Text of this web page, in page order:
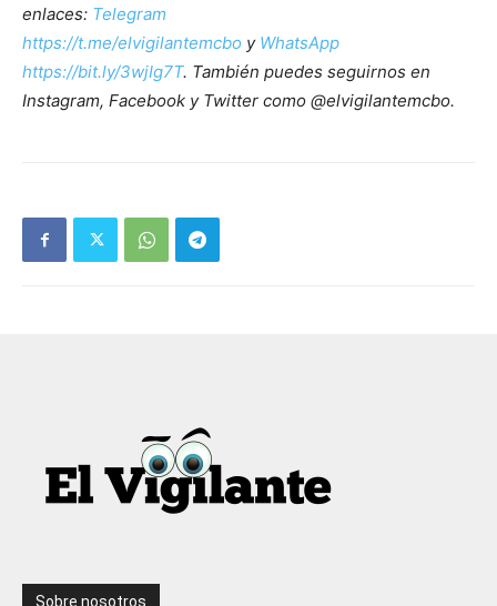
enlaces: Telegram
https://t.me/elvigilantemcbo y WhatsApp
https://bit.ly/3wjIg7T. También puedes seguirnos en
Instagram, Facebook y Twitter como @elvigilantemcbo.
Sobre nosotros